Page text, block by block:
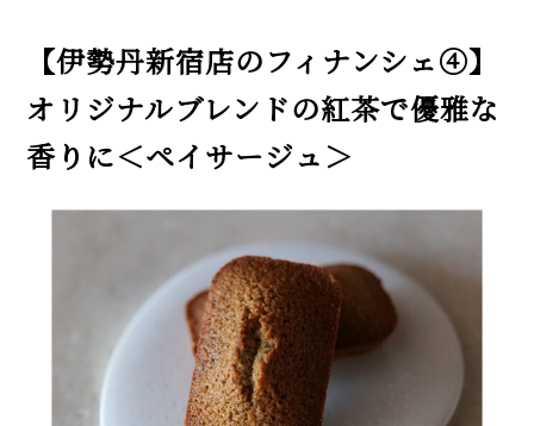
【伊勢丹新宿店のフィナンシェ④】
オリジナルブレンドの紅茶で優雅な
香りに＜ペイサージュ＞